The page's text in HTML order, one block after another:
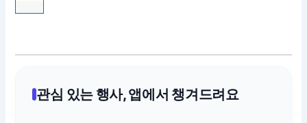
관심 있는 행사, 앱에서 챙겨드려요